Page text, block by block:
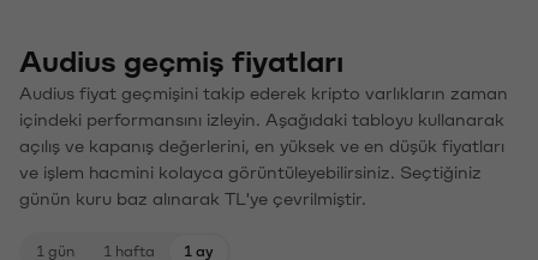
Audius geçmiş fiyatları
Audius fiyat geçmişini takip ederek kripto varlıkların zaman
içindeki performansını izleyin. Aşağıdaki tabloyu kullanarak
açılış ve kapanış değerlerini, en yüksek ve en düşük fiyatları
ve işlem hacmini kolayca görüntüleyebilirsiniz. Seçtiğiniz
günün kuru baz alınarak TL'ye çevrilmiştir.
1 gün 1 hafta 1 ay